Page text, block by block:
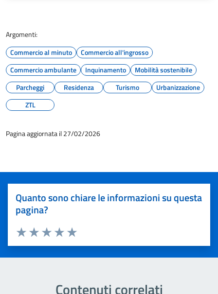
Argomenti:
Commercio al minuto
Commercio all'ingrosso
Commercio ambulante
Inquinamento
Mobilità sostenibile
Parcheggi
Residenza Turismo
Urbanizzazione
ZTL
Pagina aggiornata il 27/02/2026
Quanto sono chiare le informazioni su questa
pagina?
Valuta 5 stelle su 5
Valuta 4 stelle su 5
Valuta 3 stelle su 5
Valuta 2 stelle su 5
Valuta 1 stelle su 5
Contenuti correlati